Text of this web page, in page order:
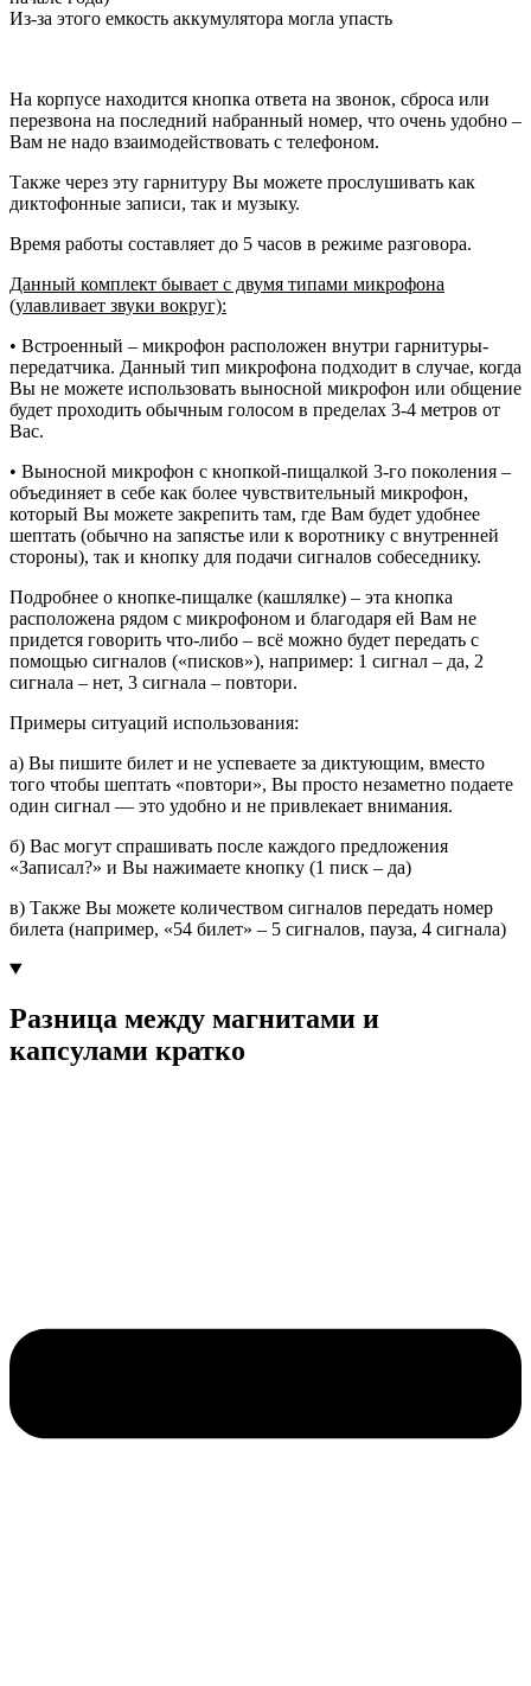
Из-за этого емкость аккумулятора могла упасть
На корпусе находится кнопка ответа на звонок, сброса или
перезвона на последний набранный номер, что очень удобно –
Вам не надо взаимодействовать с телефоном.
Также через эту гарнитуру Вы можете прослушивать как
диктофонные записи, так и музыку.
Время работы составляет до 5 часов в режиме разговора.
Данный комплект бывает с двумя типами микрофона
(улавливает звуки вокруг):
• Встроенный – микрофон расположен внутри гарнитуры-
передатчика. Данный тип микрофона подходит в случае, когда
Вы не можете использовать выносной микрофон или общение
будет проходить обычным голосом в пределах 3-4 метров от
Вас.
• Выносной микрофон с кнопкой-пищалкой 3-го поколения –
объединяет в себе как более чувствительный микрофон,
который Вы можете закрепить там, где Вам будет удобнее
шептать (обычно на запястье или к воротнику с внутренней
стороны), так и кнопку для подачи сигналов собеседнику.
Подробнее о кнопке-пищалке (кашлялке) – эта кнопка
расположена рядом с микрофоном и благодаря ей Вам не
придется говорить что-либо – всё можно будет передать с
помощью сигналов («писков»), например: 1 сигнал – да, 2
сигнала – нет, 3 сигнала – повтори.
Примеры ситуаций использования:
а) Вы пишите билет и не успеваете за диктующим, вместо
того чтобы шептать «повтори», Вы просто незаметно подаете
один сигнал — это удобно и не привлекает внимания.
б) Вас могут спрашивать после каждого предложения
«Записал?» и Вы нажимаете кнопку (1 писк – да)
в) Также Вы можете количеством сигналов передать номер
билета (например, «54 билет» – 5 сигналов, пауза, 4 сигнала)
Разница между магнитами и
капсулами кратко